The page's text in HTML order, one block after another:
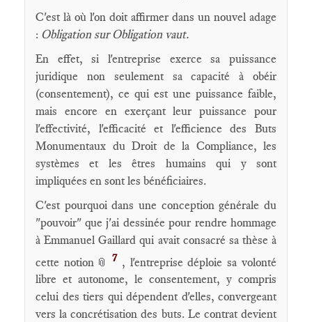
C'est là où l'on doit affirmer dans un nouvel adage
: Obligation sur Obligation vaut.
En effet, si l'entreprise exerce sa puissance
juridique non seulement sa capacité à obéir
(consentement), ce qui est une puissance faible,
mais encore en exerçant leur puissance pour
l'effectivité, l'efficacité et l'efficience des Buts
Monumentaux du Droit de la Compliance, les
systèmes et les êtres humains qui y sont
impliquées en sont les bénéficiaires.
C'est pourquoi dans une conception générale du
"pouvoir" que j'ai dessinée pour rendre hommage
à Emmanuel Gaillard qui avait consacré sa thèse à
cette notion 📎 7 , l'entreprise déploie sa volonté
libre et autonome, le consentement, y compris
celui des tiers qui dépendent d'elles, convergeant
vers la concrétisation des buts. Le contrat devient